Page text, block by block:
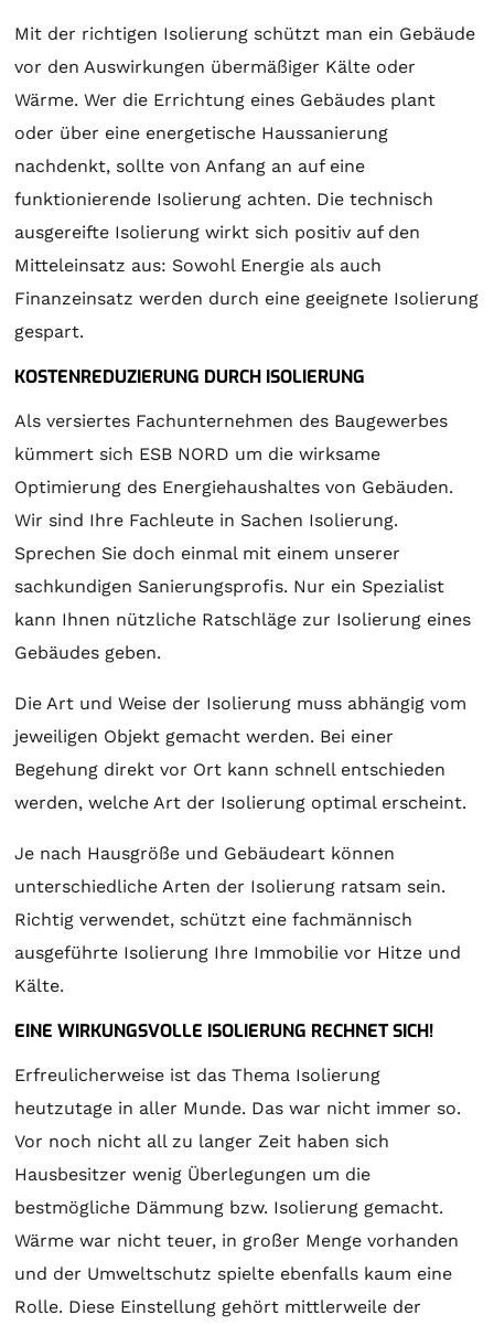
Mit der richtigen Isolierung schützt man ein Gebäude
vor den Auswirkungen übermäßiger Kälte oder
Wärme. Wer die Errichtung eines Gebäudes plant
oder über eine energetische Haussanierung
nachdenkt, sollte von Anfang an auf eine
funktionierende Isolierung achten. Die technisch
ausgereifte Isolierung wirkt sich positiv auf den
Mitteleinsatz aus: Sowohl Energie als auch
Finanzeinsatz werden durch eine geeignete Isolierung
gespart.
KOSTENREDUZIERUNG DURCH ISOLIERUNG
Als versiertes Fachunternehmen des Baugewerbes
kümmert sich ESB NORD um die wirksame
Optimierung des Energiehaushaltes von Gebäuden.
Wir sind Ihre Fachleute in Sachen Isolierung.
Sprechen Sie doch einmal mit einem unserer
sachkundigen Sanierungsprofis. Nur ein Spezialist
kann Ihnen nützliche Ratschläge zur Isolierung eines
Gebäudes geben.
Die Art und Weise der Isolierung muss abhängig vom
jeweiligen Objekt gemacht werden. Bei einer
Begehung direkt vor Ort kann schnell entschieden
werden, welche Art der Isolierung optimal erscheint.
Je nach Hausgröße und Gebäudeart können
unterschiedliche Arten der Isolierung ratsam sein.
Richtig verwendet, schützt eine fachmännisch
ausgeführte Isolierung Ihre Immobilie vor Hitze und
Kälte.
EINE WIRKUNGSVOLLE ISOLIERUNG RECHNET SICH!
Erfreulicherweise ist das Thema Isolierung
heutzutage in aller Munde. Das war nicht immer so.
Vor noch nicht all zu langer Zeit haben sich
Hausbesitzer wenig Überlegungen um die
bestmögliche Dämmung bzw. Isolierung gemacht.
Wärme war nicht teuer, in großer Menge vorhanden
und der Umweltschutz spielte ebenfalls kaum eine
Rolle. Diese Einstellung gehört mittlerweile der